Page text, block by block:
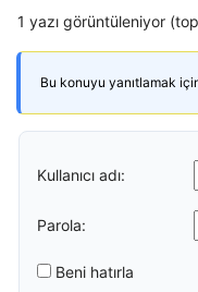
1 yazı görüntüleniyor
Bu konuyu yanıtlamak
Kullanıcı adı:
Parola:
Beni hatırla